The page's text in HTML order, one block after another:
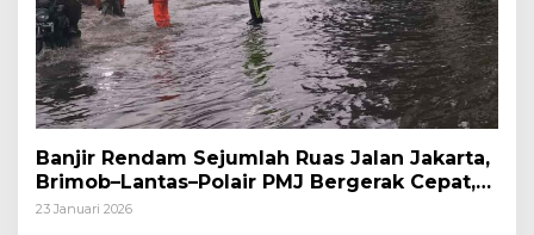
Banjir Rendam Sejumlah Ruas Jalan Jakarta,
Brimob–Lantas–Polair PMJ Bergerak Cepat,
Polri Siagakan 128.247 Personel Secara
23 Januari 2026